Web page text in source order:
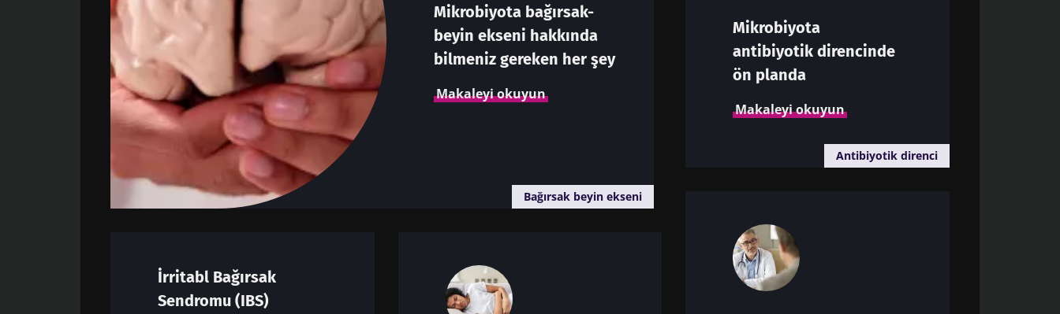
Mikrobiyota bağırsak-
beyin ekseni hakkında
bilmeniz gereken her şey
Makaleyi okuyun
Bağırsak beyin ekseni
Mikrobiyota
antibiyotik direncinde
ön planda
Makaleyi okuyun
Antibiyotik direnci
İrritabl Bağırsak
Sendromu (IBS)